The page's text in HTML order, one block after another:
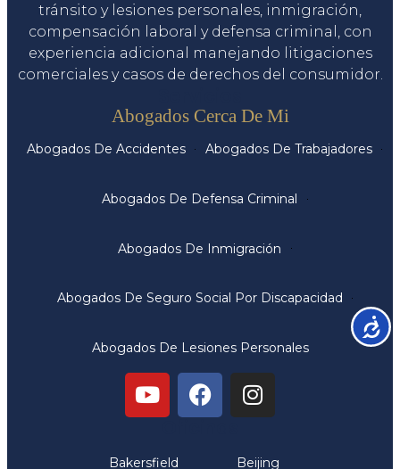
tránsito y lesiones personales, inmigración,
compensación laboral y defensa criminal, con
experiencia adicional manejando litigaciones
comerciales y casos de derechos del consumidor.
Abogados Cerca De Mi
Abogados De Accidentes Abogados De Trabajadores
Abogados De Defensa Criminal
Abogados De Inmigración
Abogados De Seguro Social Por Discapacidad
Abogados De Lesiones Personales
Bakersfield Beijing